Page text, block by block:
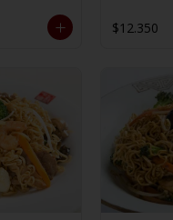
$12.350